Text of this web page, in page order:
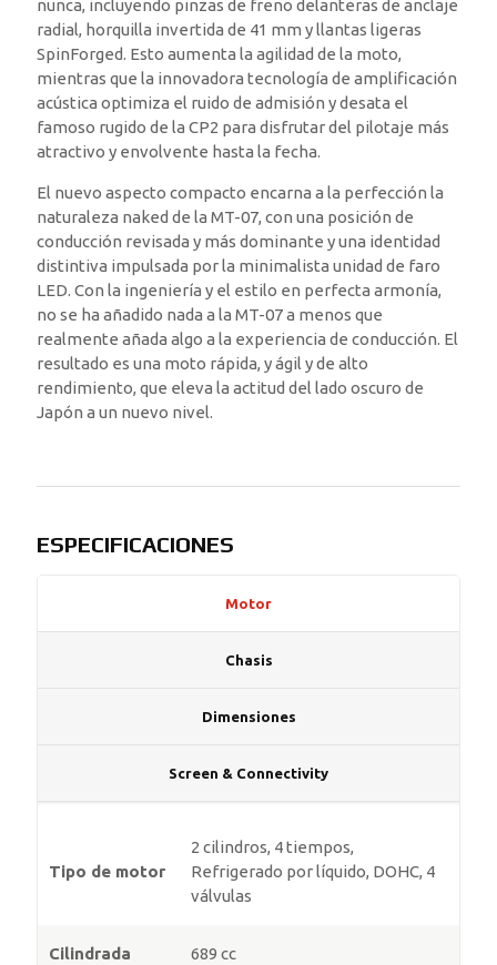
nunca, incluyendo pinzas de freno delanteras de anclaje
radial, horquilla invertida de 41 mm y llantas ligeras
SpinForged. Esto aumenta la agilidad de la moto,
mientras que la innovadora tecnología de amplificación
acústica optimiza el ruido de admisión y desata el
famoso rugido de la CP2 para disfrutar del pilotaje más
atractivo y envolvente hasta la fecha.
El nuevo aspecto compacto encarna a la perfección la
naturaleza naked de la MT-07, con una posición de
conducción revisada y más dominante y una identidad
distintiva impulsada por la minimalista unidad de faro
LED. Con la ingeniería y el estilo en perfecta armonía,
no se ha añadido nada a la MT-07 a menos que
realmente añada algo a la experiencia de conducción. El
resultado es una moto rápida, y ágil y de alto
rendimiento, que eleva la actitud del lado oscuro de
Japón a un nuevo nivel.
ESPECIFICACIONES
Motor
Chasis
Dimensiones
Screen & Connectivity
Tipo de motor
2 cilindros, 4 tiempos,
Refrigerado por líquido, DOHC, 4
válvulas
Cilindrada 689 cc